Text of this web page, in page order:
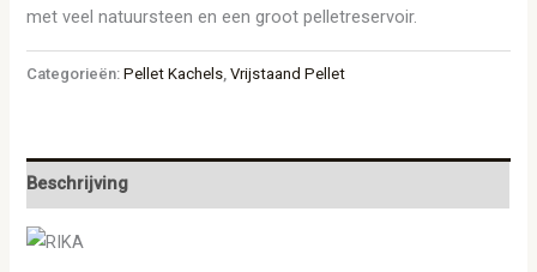
met veel natuursteen en een groot pelletreservoir.
Categorieën:Pellet Kachels ,Vrijstaand Pellet
Beschrijving